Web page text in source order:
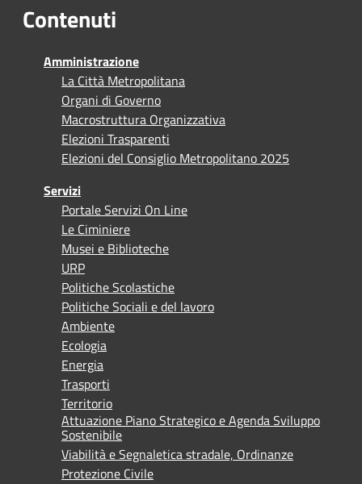
Contenuti
Amministrazione
La Città Metropolitana
Organi di Governo
Macrostruttura Organizzativa
Elezioni Trasparenti
Elezioni del Consiglio Metropolitano 2025
Servizi
Portale Servizi On Line
Le Ciminiere
Musei e Biblioteche
URP
Politiche Scolastiche
Politiche Sociali e del lavoro
Ambiente
Ecologia
Energia
Trasporti
Territorio
Attuazione Piano Strategico e Agenda Sviluppo
Sostenibile
Viabilità e Segnaletica stradale, Ordinanze
Protezione Civile